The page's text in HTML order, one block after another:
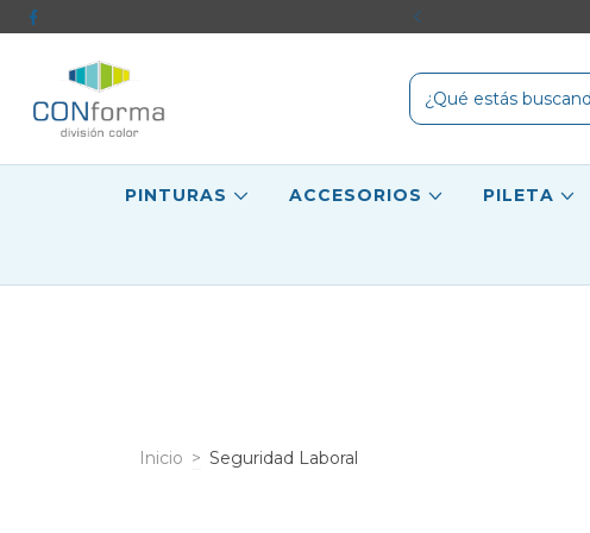
compra y obtené el 5% de descuento
PINTURAS ACCESORIOS PILETA
Inicio > Seguridad Laboral